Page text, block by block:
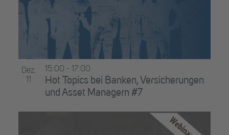
Dez.
11
Hot Topics bei Banken, Versicherungen
und Asset Managern #7
15:00 - 17:00